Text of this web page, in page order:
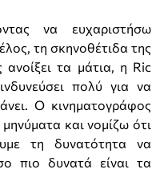
να ευχαριστήσω
τη σκηνοθέτιδα της
τα μάτια, η Ric
πολύ για να
Ο κινηματογράφος
και νομίζω ότι
τη δυνατότητα να
πιο δυνατά είναι τα